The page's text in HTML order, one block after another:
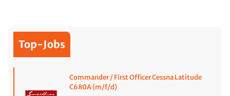
Top-Jobs
Commander / First Officer Cessna Latitude
C680A (m/f/d)